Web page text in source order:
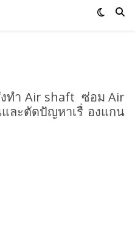
ทํา Air shaft ซ่อม Air
ละตัดปัญหาเรื่ องแกน